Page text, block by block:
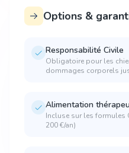
Options &
Responsabilité Civile
Obligatoire pour les
dommages corporels
Alimentation
Incluse sur les
200 €/an)